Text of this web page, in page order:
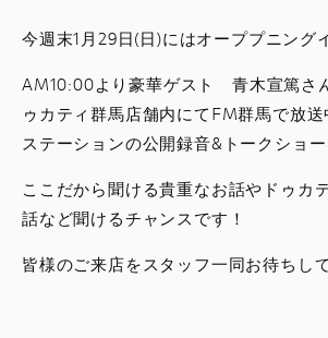
今週末1月29日(日)にはオーププニング
AM10:00より豪華ゲスト 青木宣篤さ
ゥカティ群馬店舗内にてFM群馬で放
ステーションの公開録音&トークショー
ここだから聞ける貴重なお話やドゥカ
話など聞けるチャンスです！
皆様のご来店をスタッフ一同お待ちし